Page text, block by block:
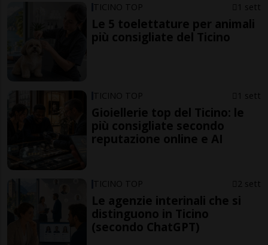
TICINO TOP 1 sett
Le 5 toelettature per animali
più consigliate del Ticino
TICINO TOP 1 sett
Gioiellerie top del Ticino: le
più consigliate secondo
reputazione online e AI
TICINO TOP 2 sett
Le agenzie interinali che si
distinguono in Ticino
(secondo ChatGPT)